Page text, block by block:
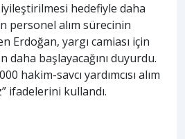
hedefiyle daha
personel alım sürecinin
Erdoğan, yargı camiası için
daha başlayacağını duyurdu.
hakim-savcı yardımcısı alım
ifadelerini kullandı.